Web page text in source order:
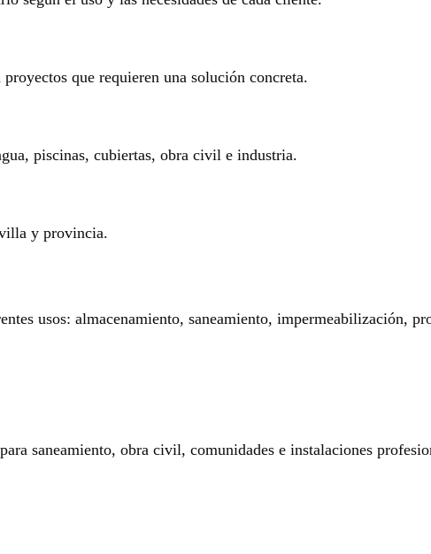
que requieren una solución concreta.
piscinas, cubiertas, obra civil e industria.
y provincia.
usos: almacenamiento, saneamiento, impermeabilización,
saneamiento, obra civil, comunidades e instalaciones